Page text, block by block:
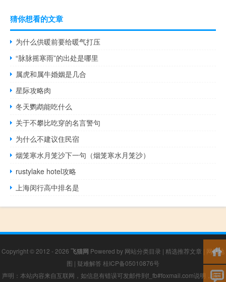
猜你想看的文章
为什么供暖前要给暖气打压
“脉脉摇寒雨”的出处是哪里
属虎和属牛婚姻是几合
星际攻略肉
冬天鹦鹉能吃什么
关于不攀比吃穿的名言警句
为什么不建议住民宿
烟笼寒水月笼沙下一句（烟笼寒水月笼沙）
rustylake hotel攻略
上海闵行高中排名是
Copyright © 2012 - 2026 飞猫网 Powered by 网站分类目录 | 精选推荐文章 | 网站地
图 | 疑难解答 桂ICP备05010876号
声明：本站内容来自互联网，如信息有错误可发邮件到f_fb#foxmail.com说明，我们